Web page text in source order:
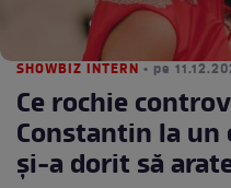
SHOWBIZ INTERN • pe
Ce rochie
Constantin la
și-a dorit să